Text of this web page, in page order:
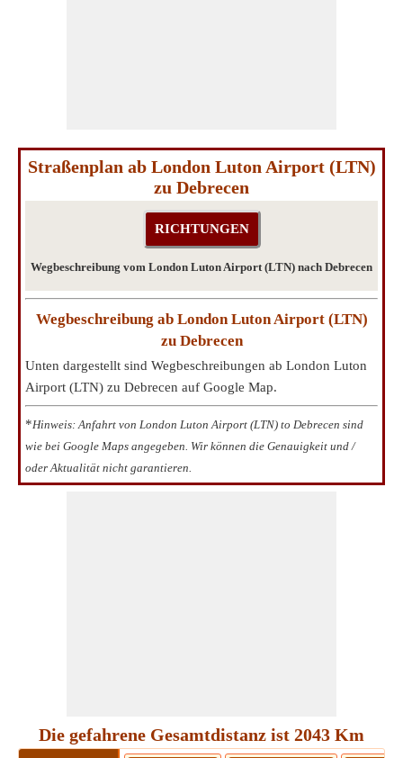
Straßenplan ab London Luton Airport (LTN)
zu Debrecen
Wegbeschreibung vom London Luton Airport (LTN) nach Debrecen
Wegbeschreibung ab London Luton Airport (LTN)
zu Debrecen
Unten dargestellt sind Wegbeschreibungen ab London Luton
Airport (LTN) zu Debrecen auf Google Map.
*Hinweis: Anfahrt von London Luton Airport (LTN) to Debrecen sind
wie bei Google Maps angegeben. Wir können die Genauigkeit und /
oder Aktualität nicht garantieren.
Die gefahrene Gesamtdistanz ist 2043 Km